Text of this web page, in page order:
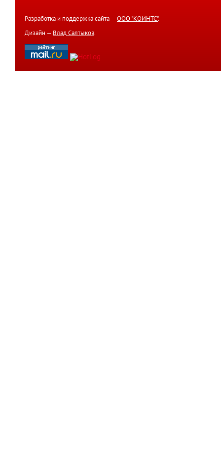
Разработка и поддержка сайта — ООО "КОИНТС".
Дизайн — Влад Салтыков.